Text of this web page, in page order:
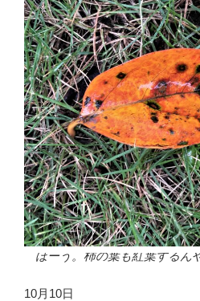
ほーう。柿の葉も紅葉するん
10月10日